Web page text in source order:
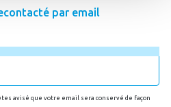
par email
avisé que votre email sera conservé de façon